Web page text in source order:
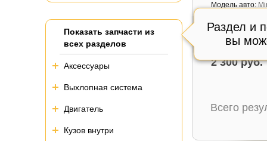
Раздел и
вы
Показать запчасти из
всех разделов
Аксессуары
Выхлопная система
Двигатель
Кузов внутри
Модель авто:
Состояние:
см.фото,
2 300 руб.
Всего